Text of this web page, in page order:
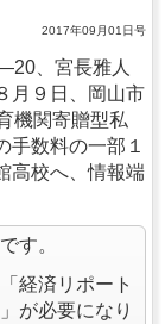
2017年09月01日号
、宮長雅人
月９日、岡山市
機関寄贈型私
数料の一部１
高校へ、情報端
す。
経済リポート
が必要になり